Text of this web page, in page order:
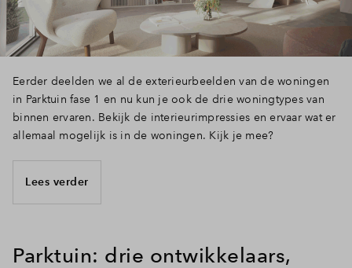
Eerder deelden we al de exterieurbeelden van de woningen
in Parktuin fase 1 en nu kun je ook de drie woningtypes van
binnen ervaren. Bekijk de interieurimpressies en ervaar wat er
allemaal mogelijk is in de woningen. Kijk je mee?
Lees verder
Parktuin: drie ontwikkelaars,